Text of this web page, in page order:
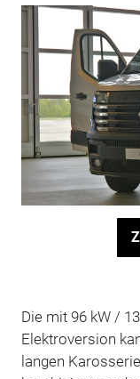
Die mit 96 kW /
Elektroversion
langen